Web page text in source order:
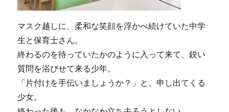
マスク越しに、柔和な笑顔を浮かべ続けていた中学
生と保育士さん。
終わるのを待っていたかのように入って来て、鋭い
質問を浴びせて来る少年。
「片付けを手伝いましょうか？」と、申し出てくる
少女。